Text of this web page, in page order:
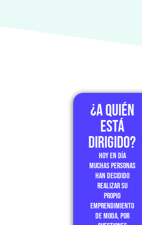
¿a quién
está
dirigido?
Hoy en día
muchas personas
han decidido
realizar su
propio
emprendimiento
de moda, por